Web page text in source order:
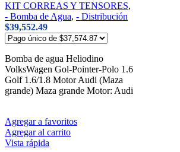
KIT CORREAS Y TENSORES,
- Bomba de Agua, - Distribución
$39,552.49
Bomba de agua Heliodino
VolksWagen Gol-Pointer-Polo 1.6
Golf 1.6/1.8 Motor Audi (Maza
grande) Maza grande Motor: Audi
Agregar a favoritos
Agregar al carrito
Vista rápida